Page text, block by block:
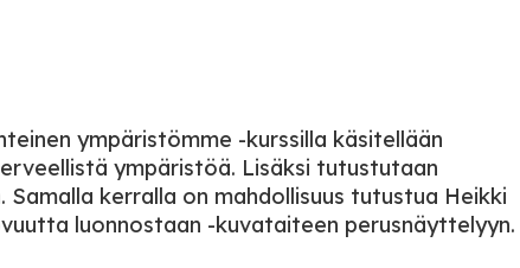
ympäristömme -kurssilla käsitellään
ympäristöä. Lisäksi tutustutaan
kerralla on mahdollisuus tutustua Heikki
luonnostaan -kuvataiteen perusnäyttelyyn.